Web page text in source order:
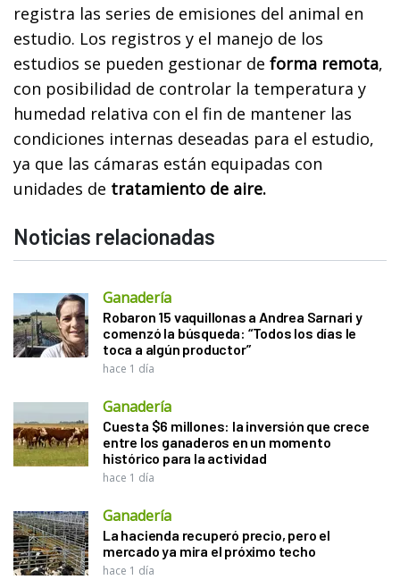
registra las series de emisiones del animal en
estudio. Los registros y el manejo de los
estudios se pueden gestionar de forma remota,
con posibilidad de controlar la temperatura y
humedad relativa con el fin de mantener las
condiciones internas deseadas para el estudio,
ya que las cámaras están equipadas con
unidades de tratamiento de aire.
Noticias relacionadas
Ganadería
Robaron 15 vaquillonas a Andrea Sarnari y
comenzó la búsqueda: “Todos los días le
toca a algún productor”
hace 1 día
Ganadería
Cuesta $6 millones: la inversión que crece
entre los ganaderos en un momento
histórico para la actividad
hace 1 día
Ganadería
La hacienda recuperó precio, pero el
mercado ya mira el próximo techo
hace 1 día